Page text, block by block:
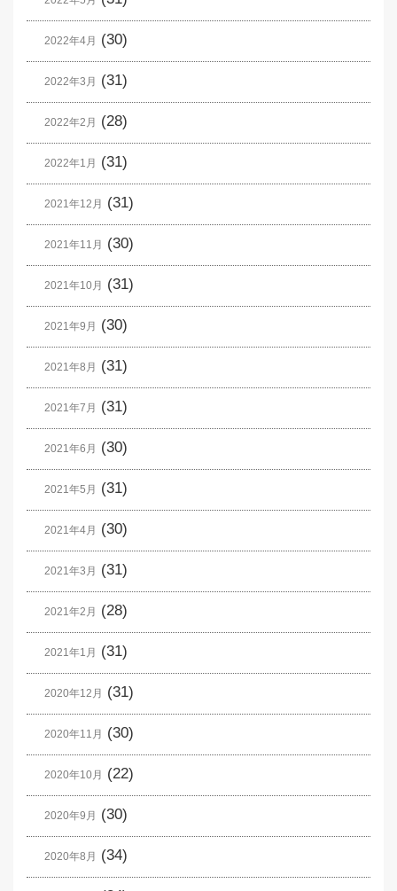
2022年4月 (30)
2022年3月 (31)
2022年2月 (28)
2022年1月 (31)
2021年12月 (31)
2021年11月 (30)
2021年10月 (31)
2021年9月 (30)
2021年8月 (31)
2021年7月 (31)
2021年6月 (30)
2021年5月 (31)
2021年4月 (30)
2021年3月 (31)
2021年2月 (28)
2021年1月 (31)
2020年12月 (31)
2020年11月 (30)
2020年10月 (22)
2020年9月 (30)
2020年8月 (34)